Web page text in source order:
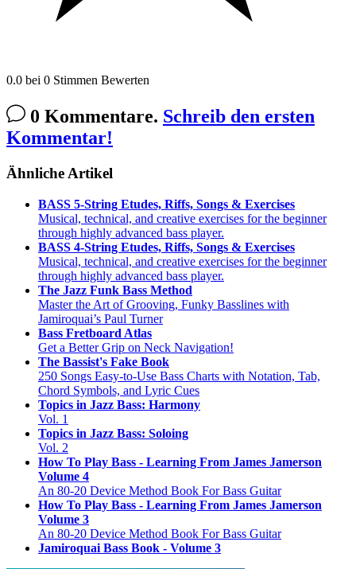
0.0 bei 0 Stimmen Bewerten
0 Kommentare. Schreib den ersten
Kommentar!
Ähnliche Artikel
BASS 5-String Etudes, Riffs, Songs & Exercises
Musical, technical, and creative exercises for the beginner
through highly advanced bass player.
BASS 4-String Etudes, Riffs, Songs & Exercises
Musical, technical, and creative exercises for the beginner
through highly advanced bass player.
The Jazz Funk Bass Method
Master the Art of Grooving, Funky Basslines with
Jamiroquai’s Paul Turner
Bass Fretboard Atlas
Get a Better Grip on Neck Navigation!
The Bassist's Fake Book
250 Songs Easy-to-Use Bass Charts with Notation, Tab,
Chord Symbols, and Lyric Cues
Topics in Jazz Bass: Harmony
Vol. 1
Topics in Jazz Bass: Soloing
Vol. 2
How To Play Bass - Learning From James Jamerson
Volume 4
An 80-20 Device Method Book For Bass Guitar
How To Play Bass - Learning From James Jamerson
Volume 3
An 80-20 Device Method Book For Bass Guitar
Jamiroquai Bass Book - Volume 3